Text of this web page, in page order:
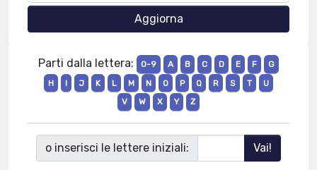
Parti dalla lettera: 0-9 A B C D E F
G
H
I J K L M N O P Q R S T
U
V
W X Y Z
o inserisci le lettere iniziali: